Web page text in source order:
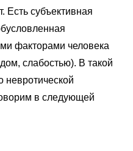
Есть субъективная
факторами человека
слабостью). В такой
невротической
в следующей